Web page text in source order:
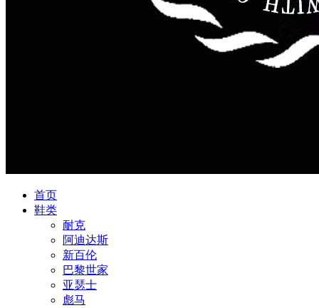
首页
鞋类
耐克
阿迪达斯
新百伦
巴黎世家
亚瑟士
彪马